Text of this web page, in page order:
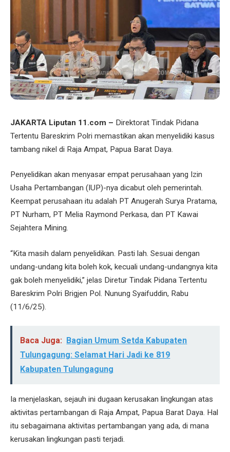
JAKARTA Liputan 11.com – Direktorat Tindak Pidana
Tertentu Bareskrim Polri memastikan akan menyelidiki kasus
tambang nikel di Raja Ampat, Papua Barat Daya.
Penyelidikan akan menyasar empat perusahaan yang Izin
Usaha Pertambangan (IUP)-nya dicabut oleh pemerintah.
Keempat perusahaan itu adalah PT Anugerah Surya Pratama,
PT Nurham, PT Melia Raymond Perkasa, dan PT Kawai
Sejahtera Mining.
“Kita masih dalam penyelidikan. Pasti lah. Sesuai dengan
undang-undang kita boleh kok, kecuali undang-undangnya kita
gak boleh menyelidiki,” jelas Diretur Tindak Pidana Tertentu
Bareskrim Polri Brigjen Pol. Nunung Syaifuddin, Rabu
(11/6/25).
Baca Juga: Bagian Umum Setda Kabupaten
Tulungagung: Selamat Hari Jadi ke 819
Kabupaten Tulungagung
Ia menjelaskan, sejauh ini dugaan kerusakan lingkungan atas
aktivitas pertambangan di Raja Ampat, Papua Barat Daya. Hal
itu sebagaimana aktivitas pertambangan yang ada, di mana
kerusakan lingkungan pasti terjadi.